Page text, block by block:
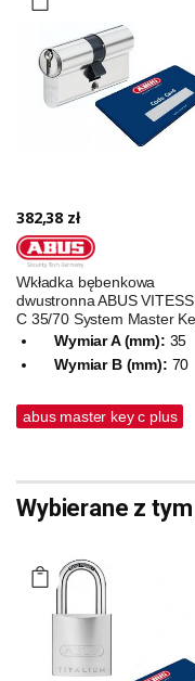
382,38 zł
Wkładka bębenkowa
dwustronna ABUS
C 35/70 System Master
Wymiar A (mm): 35
Wymiar B (mm): 70
abus master key c plus
Wybierane z